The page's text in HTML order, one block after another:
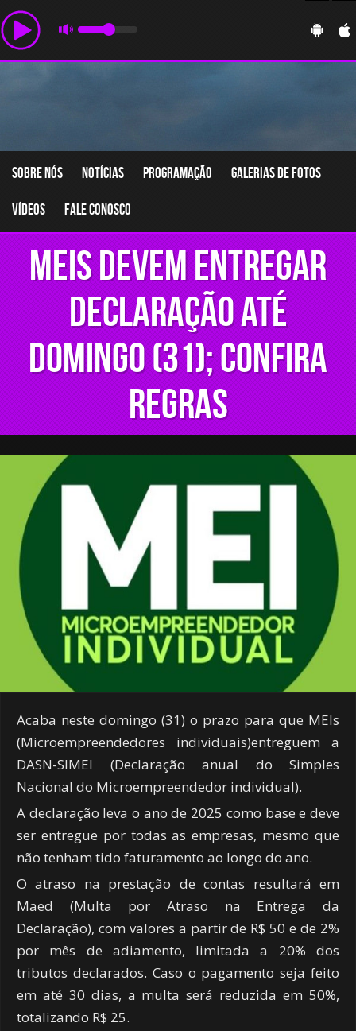
Sobre nós Notícias Programação Galerias de fotos
Vídeos Fale conosco
MEIs devem entregar
declaração até
domingo (31); confira
regras
Acaba neste domingo (31) o prazo para que MEIs
(Microempreendedores individuais)entreguem a
DASN-SIMEI (Declaração anual do Simples
Nacional do Microempreendedor individual).
A declaração leva o ano de 2025 como base e deve
ser entregue por todas as empresas, mesmo que
não tenham tido faturamento ao longo do ano.
O atraso na prestação de contas resultará em
Maed (Multa por Atraso na Entrega da
Declaração), com valores a partir de R$ 50 e de 2%
por mês de adiamento, limitada a 20% dos
tributos declarados. Caso o pagamento seja feito
em até 30 dias, a multa será reduzida em 50%,
totalizando R$ 25.